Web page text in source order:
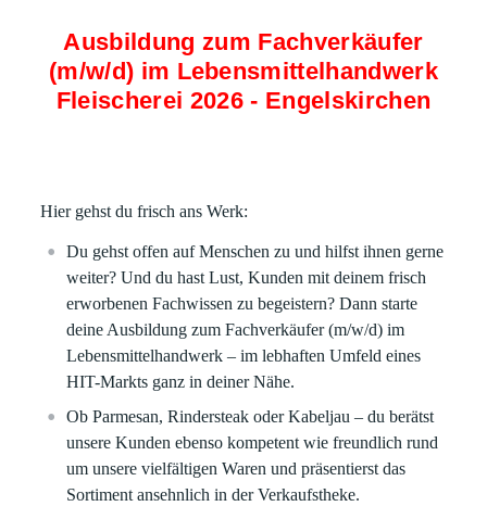
Ausbildung zum Fachverkäufer
(m/w/d) im Lebensmittelhandwerk
Fleischerei 2026 - Engelskirchen
Hier gehst du frisch ans Werk:
Du gehst offen auf Menschen zu und hilfst ihnen gerne
weiter? Und du hast Lust, Kunden mit deinem frisch
erworbenen Fachwissen zu begeistern? Dannstarte
deine Ausbildungzum Fachverkäufer(m/w/d) im
Lebensmittelhandwerk – im lebhaften Umfeld eines
HIT-Markts ganz in deiner Nähe.
Ob Parmesan, Rindersteak oder Kabeljau – du berätst
unsere Kunden ebenso kompetent wie freundlich rund
um unsere vielfältigen Waren und präsentierst das
Sortiment ansehnlich in der Verkaufstheke.